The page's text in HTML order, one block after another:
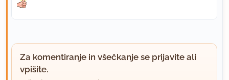
Za komentiranje in všečkanje se prijavite ali
vpišite.